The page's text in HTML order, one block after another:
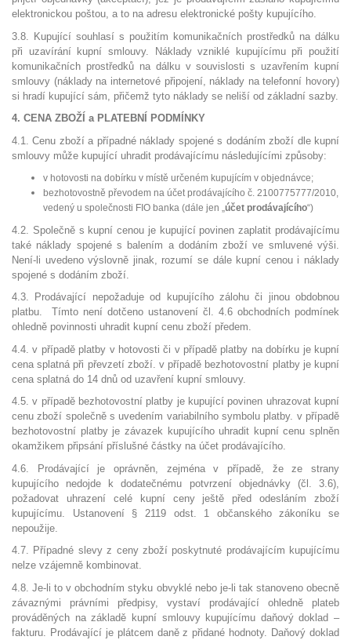
elektronickou poštou, a to na adresu elektronické pošty kupujícího.
3.8. Kupující souhlasí s použitím komunikačních prostředků na dálku
při uzavírání kupní smlouvy. Náklady vzniklé kupujícímu při použití
komunikačních prostředků na dálku v souvislosti s uzavřením kupní
smlouvy (náklady na internetové připojení, náklady na telefonní hovory)
si hradí kupující sám, přičemž tyto náklady se neliší od základní sazby.
4. CENA ZBOŽÍ a PLATEBNÍ PODMÍNKY
4.1. Cenu zboží a případné náklady spojené s dodáním zboží dle kupní
smlouvy může kupující uhradit prodávajícímu následujícími způsoby:
v hotovosti na dobírku v místě určeném kupujícím v objednávce;
bezhotovostně převodem na účet prodávajícího č. 2100775777/2010,
vedený u společnosti FIO banka (dále jen „účet prodávajícího“)
4.2. Společně s kupní cenou je kupující povinen zaplatit prodávajícímu
také náklady spojené s balením a dodáním zboží ve smluvené výši.
Není-li uvedeno výslovně jinak, rozumí se dále kupní cenou i náklady
spojené s dodáním zboží.
4.3. Prodávající nepožaduje od kupujícího zálohu či jinou obdobnou
platbu. Tímto není dotčeno ustanovení čl. 4.6 obchodních podmínek
ohledně povinnosti uhradit kupní cenu zboží předem.
4.4. v případě platby v hotovosti či v případě platby na dobírku je kupní
cena splatná při převzetí zboží. v případě bezhotovostní platby je kupní
cena splatná do 14 dnů od uzavření kupní smlouvy.
4.5. v případě bezhotovostní platby je kupující povinen uhrazovat kupní
cenu zboží společně s uvedením variabilního symbolu platby. v případě
bezhotovostní platby je závazek kupujícího uhradit kupní cenu splněn
okamžikem připsání příslušné částky na účet prodávajícího.
4.6. Prodávající je oprávněn, zejména v případě, že ze strany
kupujícího nedojde k dodatečnému potvrzení objednávky (čl. 3.6),
požadovat uhrazení celé kupní ceny ještě před odesláním zboží
kupujícímu. Ustanovení § 2119 odst. 1 občanského zákoníku se
nepoužije.
4.7. Případné slevy z ceny zboží poskytnuté prodávajícím kupujícímu
nelze vzájemně kombinovat.
4.8. Je-li to v obchodním styku obvyklé nebo je-li tak stanoveno obecně
závaznými právními předpisy, vystaví prodávající ohledně plateb
prováděných na základě kupní smlouvy kupujícímu daňový doklad –
fakturu. Prodávající je plátcem daně z přidané hodnoty. Daňový doklad